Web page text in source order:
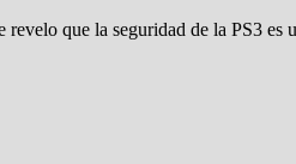
que la seguridad de la PS3